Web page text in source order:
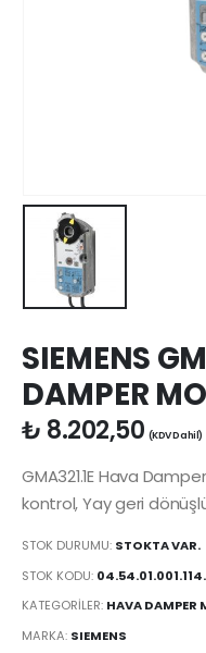
SIEMENS
DAMPER
₺ 8.202,50 (KDV Dahil)
GMA321.1E Hava
kontrol, Yay geri
STOK DURUMU: STOKTA VAR.
STOK KODU:
KATEGORILER: HAVA DAMPER
MARKA: SIEMENS